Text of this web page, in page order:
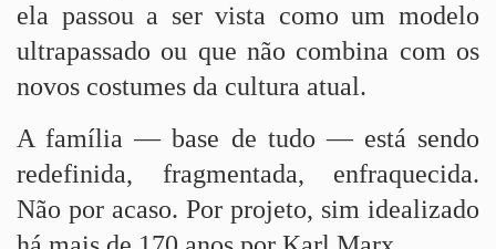
ela passou a ser vista como um modelo
ultrapassado ou que não combina com os
novos costumes da cultura atual.
A família — base de tudo — está sendo
redefinida, fragmentada, enfraquecida.
Não por acaso. Por projeto, sim idealizado